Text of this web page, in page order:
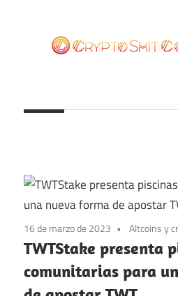
contenido
16 de marzo de 2023 Altcoins y
TWTStake presenta
comunitarias para